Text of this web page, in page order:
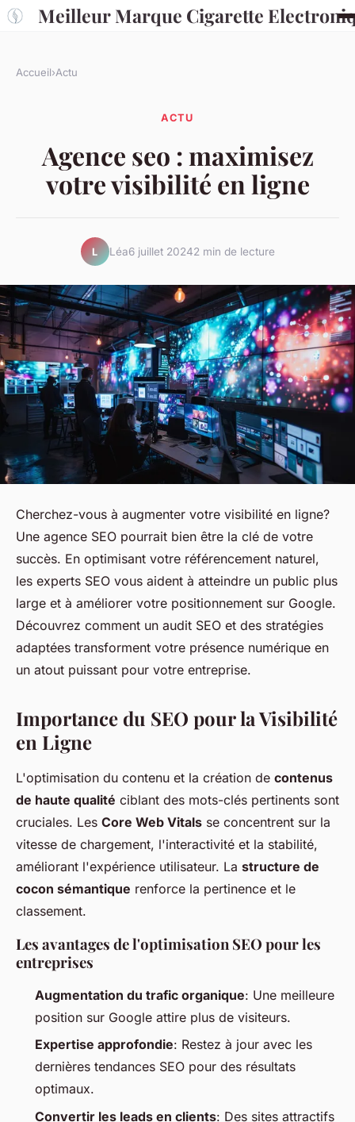
Meilleur Marque Cigarette
Accueil›Actu
ACTU
Agence seo : maximisez
votre visibilité en ligne
L Léa6 juillet 20242 min de lecture
Cherchez-vous à augmenter votre visibilité en ligne?
Une agence SEO pourrait bien être la clé de votre
succès. En optimisant votre référencement naturel,
les experts SEO vous aident à atteindre un public plus
large et à améliorer votre positionnement sur Google.
Découvrez comment un audit SEO et des stratégies
adaptées transforment votre présence numérique en
un atout puissant pour votre entreprise.
Importance du SEO pour la Visibilité
en Ligne
L'optimisation du contenu et la création de contenus
de haute qualité ciblant des mots-clés pertinents sont
cruciales. Les Core Web Vitals se concentrent sur la
vitesse de chargement, l'interactivité et la stabilité,
améliorant l'expérience utilisateur. La structure de
cocon sémantique renforce la pertinence et le
classement.
Les avantages de l'optimisation SEO pour les
entreprises
Augmentation du trafic organique: Une meilleure
position sur Google attire plus de visiteurs.
Expertise approfondie: Restez à jour avec les
dernières tendances SEO pour des résultats
optimaux.
Convertir les leads en clients: Des sites attractifs